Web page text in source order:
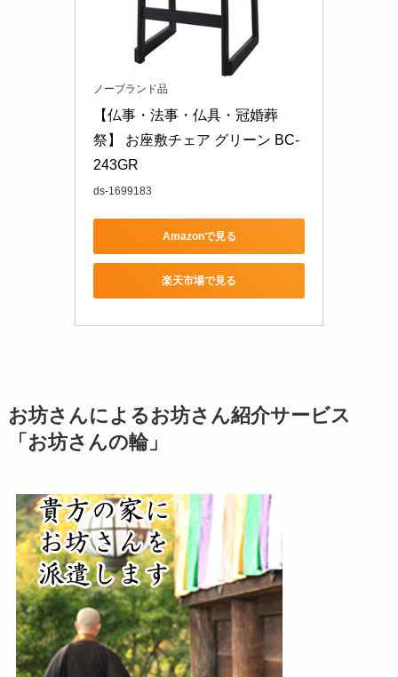
ノーブランド品
【仏事・法事・仏具・冠婚葬
祭】 お座敷チェア グリーン BC-
243GR
ds-1699183
Amazonで見る
楽天市場で見る
お坊さんによるお坊さん紹介サービス
「お坊さんの輪」